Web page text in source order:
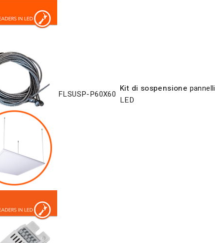
FLSUSP-P60X60
Kit di sospensione pannelli
LED